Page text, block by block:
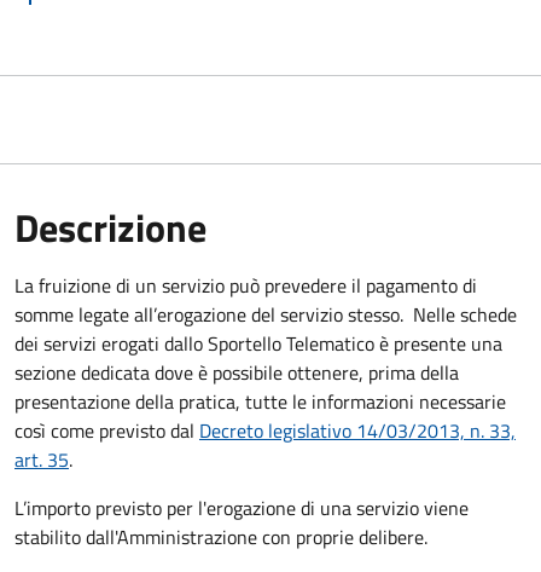
Descrizione
La fruizione di un servizio può prevedere il pagamento di
somme legate all’erogazione del servizio stesso. Nelle schede
dei servizi erogati dallo Sportello Telematico è presente una
sezione dedicata dove è possibile ottenere, prima della
presentazione della pratica, tutte le informazioni necessarie
così come previsto dal Decreto legislativo 14/03/2013, n. 33,
art. 35.
L’importo previsto per l'erogazione di una servizio viene
stabilito dall'Amministrazione con proprie delibere.